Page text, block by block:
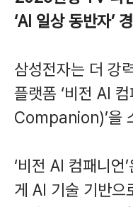
‘AI 일상 동반자’
삼성전자는 더 강
플랫폼 ‘비전 AI
Companion)’을
‘비전 AI 컴패니언
게 AI 기술 기반으